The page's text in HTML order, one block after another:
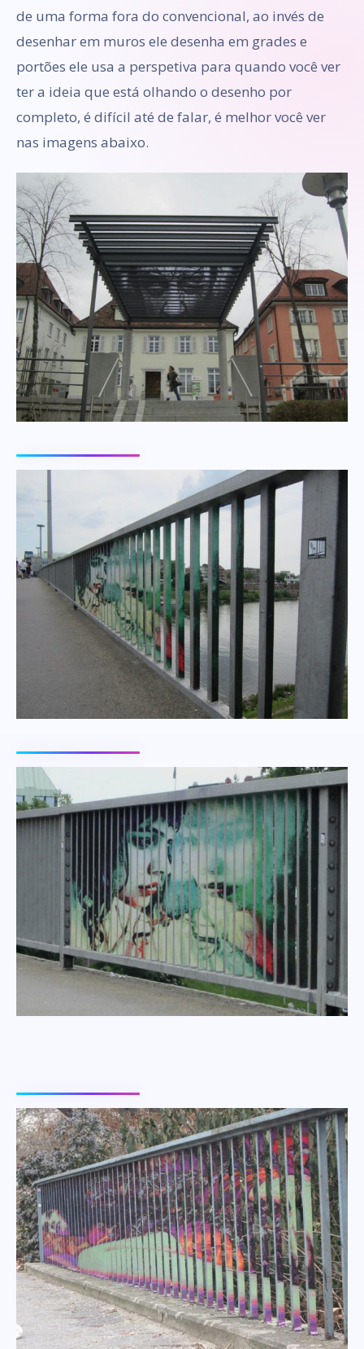
de uma forma fora do convencional, ao invés de
desenhar em muros ele desenha em grades e
portões ele usa a perspetiva para quando você ver
ter a ideia que está olhando o desenho por
completo, é difícil até de falar, é melhor você ver
nas imagens abaixo.